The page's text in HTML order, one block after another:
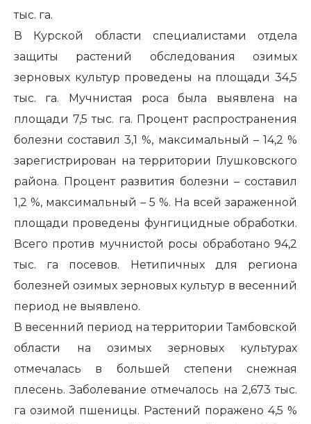
тыс. га.
В Курской области специалистами отдела
защиты растений обследования озимых
зерновых культур проведены на площади 34,5
тыс. га. Мучнистая роса была выявлена на
площади 7,5 тыс. га. Процент распространения
болезни составил 3,1 %, максимальный – 14,2 %
зарегистрирован на территории Глушковского
района. Процент развития болезни – составил
1,2 %, максимальный – 5 %. На всей зараженной
площади проведены фунгицидные обработки.
Всего против мучнистой росы обработано 94,2
тыс. га посевов. Нетипичных для региона
болезней озимых зерновых культур в весенний
период не выявлено.
В весенний период на территории Тамбовской
области на озимых зерновых культурах
отмечалась в большей степени снежная
плесень. Заболевание отмечалось на 2,673 тыс.
га озимой пшеницы. Растений поражено 4,5 %